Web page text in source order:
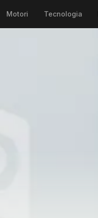
Motori Tecnologia